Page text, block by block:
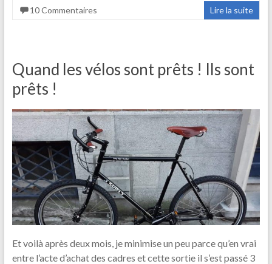
10 Commentaires
Lire la suite
Quand les vélos sont prêts ! Ils sont
prêts !
Et voilà après deux mois, je minimise un peu parce qu’en vrai
entre l’acte d’achat des cadres et cette sortie il s’est passé 3